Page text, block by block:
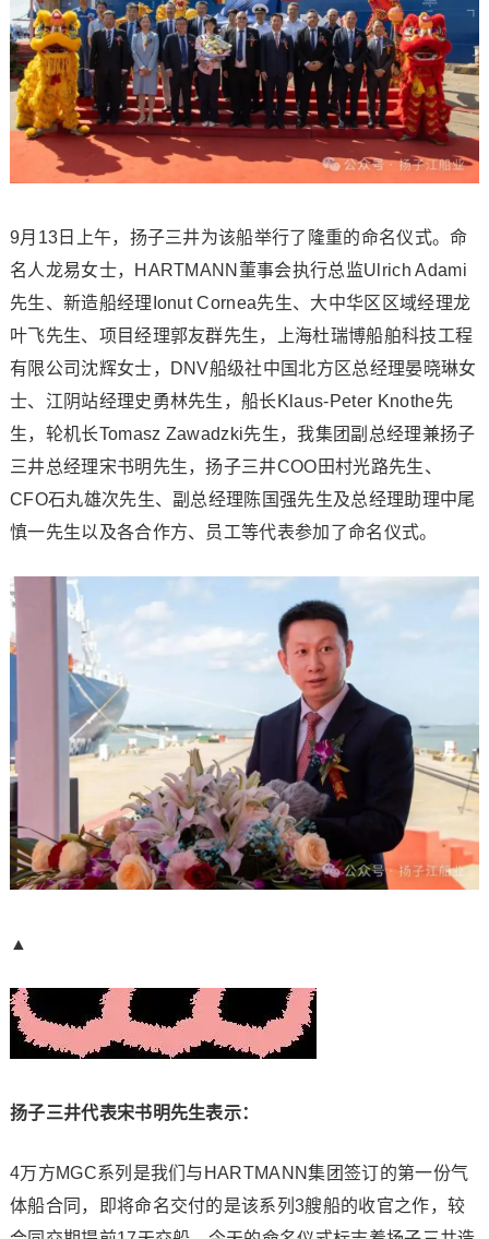
9月13日上午，扬子三井为该船举行了隆重的命名仪式。命
名人龙易女士，HARTMANN董事会执行总监Ulrich Adami
先生、新造船经理Ionut Cornea先生、大中华区区域经理龙
叶飞先生、项目经理郭友群先生，上海杜瑞博船舶科技工程
有限公司沈辉女士，DNV船级社中国北方区总经理晏晓琳女
士、江阴站经理史勇林先生，船长Klaus-Peter Knothe先
生，轮机长Tomasz Zawadzki先生，我集团副总经理兼扬子
三井总经理宋书明先生，扬子三井COO田村光路先生、
CFO石丸雄次先生、副总经理陈国强先生及总经理助理中尾
慎一先生以及各合作方、员工等代表参加了命名仪式。
▲
扬子三井代表宋书明先生表示：
4万方MGC系列是我们与HARTMANN集团签订的第一份气
体船合同，即将命名交付的是该系列3艘船的收官之作，较